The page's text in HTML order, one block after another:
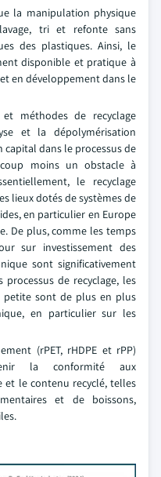
la manipulation physique
tri et refonte sans
des plastiques. Ainsi, le
disponible et pratique à
en développement dans le
méthodes de recyclage
et la dépolymérisation
dans le processus de
moins un obstacle à
le recyclage
lieux dotés de systèmes de
en particulier en Europe
De plus, comme les temps
sur investissement des
sont significativement
de recyclage, les
petite sont de plus en plus
en particulier sur les
(rPET, rHDPE et rPP)
la conformité aux
et le contenu recyclé, telles
et de boissons,